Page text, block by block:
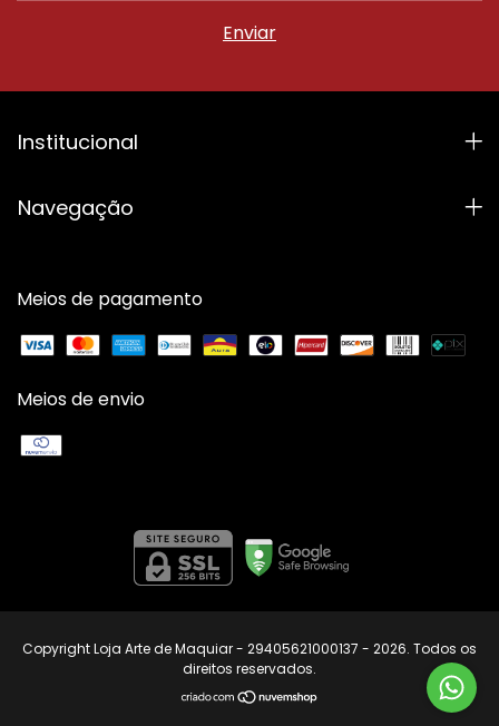
Institucional
Navegação
Meios de pagamento
Meios de envio
Copyright Loja Arte de Maquiar - 29405621000137 - 2026. Todos os
direitos reservados.